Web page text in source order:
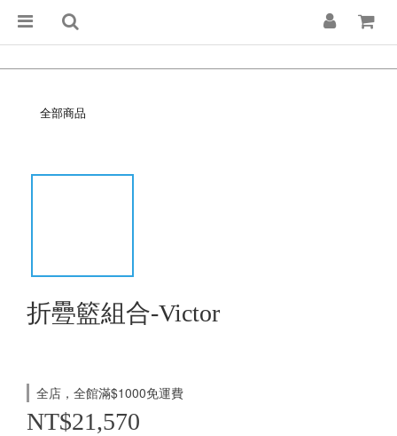
全部商品
折疉籃組合-Victor
全店，全館滿$1000免運費
NT$21,570